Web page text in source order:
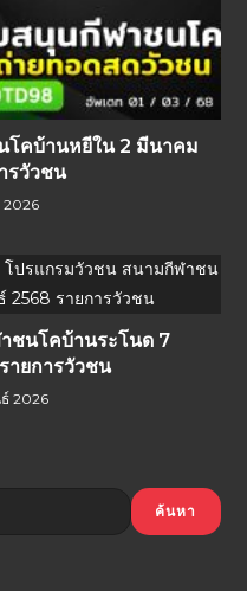
โคบ้านหยีใน 2 มีนาคม
รวัวชน
2026
ชนโคบ้านระโนด 7
ายการวัวชน
2026
ค้นหา